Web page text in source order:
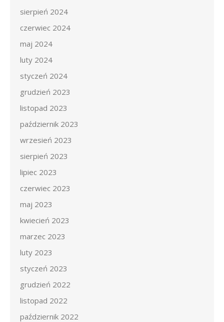
sierpień 2024
czerwiec 2024
maj 2024
luty 2024
styczeń 2024
grudzień 2023
listopad 2023
październik 2023
wrzesień 2023
sierpień 2023
lipiec 2023
czerwiec 2023
maj 2023
kwiecień 2023
marzec 2023
luty 2023
styczeń 2023
grudzień 2022
listopad 2022
październik 2022